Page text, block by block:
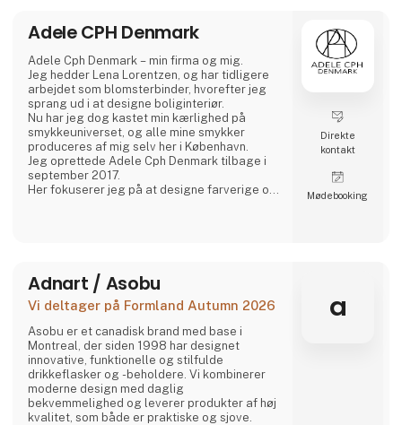
Adele CPH Denmark
Adele Cph Denmark – min firma og mig.
Jeg hedder Lena Lorentzen, og har tidligere
arbejdet som blomsterbinder, hvorefter jeg
sprang ud i at designe boliginteriør.
Nu har jeg dog kastet min kærlighed på
smykkeuniverset, og alle mine smykker
produceres af mig selv her i København.
Jeg oprettede Adele Cph Denmark tilbage i
september 2017.
Her fokuserer jeg på at designe farverige og
Alle små glasperler er forgyldt sølv og
sterling sølv.
Alle smykker laves i København.
Direkte
kontakt
Møde­booking
Adnart / Asobu
Vi deltager på Formland Autumn 2026
Asobu er et canadisk brand med base i
Montreal, der siden 1998 har designet
innovative, funktionelle og stilfulde
drikkeflasker og -beholdere. Vi kombinerer
moderne design med daglig
bekvemmelighed og leverer produkter af høj
kvalitet, som både er praktiske og sjove.
a